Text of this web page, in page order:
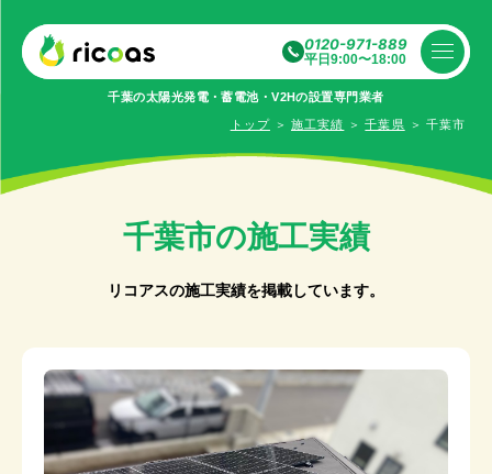
0120-971-889
平日9:00〜18:00
千葉の太陽光発電・蓄電池・V2Hの設置専⾨業者
トップ ＞ 施工実績 ＞ 千葉県 ＞ 千葉市
千葉市の施工実績
リコアスの施工実績を掲載しています。